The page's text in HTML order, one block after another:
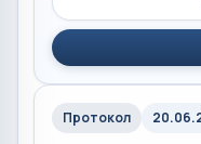
Протокол